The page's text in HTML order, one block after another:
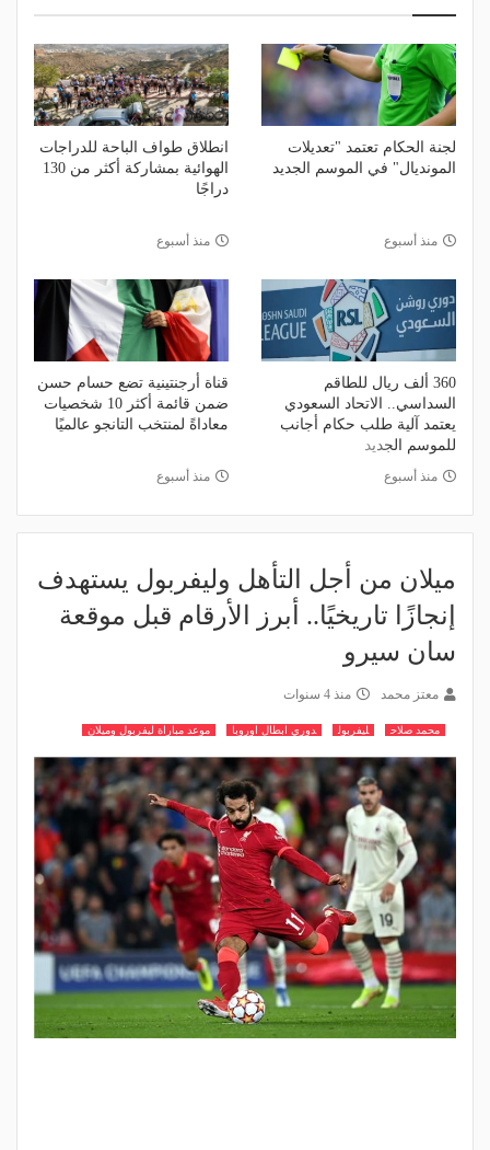
لجنة الحكام تعتمد "تعديلات
المونديال" في الموسم الجديد
منذ أسبوع
انطلاق طواف الباحة للدراجات
الهوائية بمشاركة أكثر من 130
دراجًا
منذ أسبوع
360 ألف ريال للطاقم
السداسي.. الاتحاد السعودي
يعتمد آلية طلب حكام أجانب
للموسم الجديد
منذ أسبوع
قناة أرجنتينية تضع حسام حسن
ضمن قائمة أكثر 10 شخصيات
معاداةً لمنتخب التانجو عالميًا
منذ أسبوع
ميلان من أجل التأهل وليفربول يستهدف
إنجازًا تاريخيًا.. أبرز الأرقام قبل موقعة
سان سيرو
معتز محمد منذ 4 سنوات
محمد صلاح ليفربول دوري ابطال اوروبا موعد مباراة ليفربول وميلان